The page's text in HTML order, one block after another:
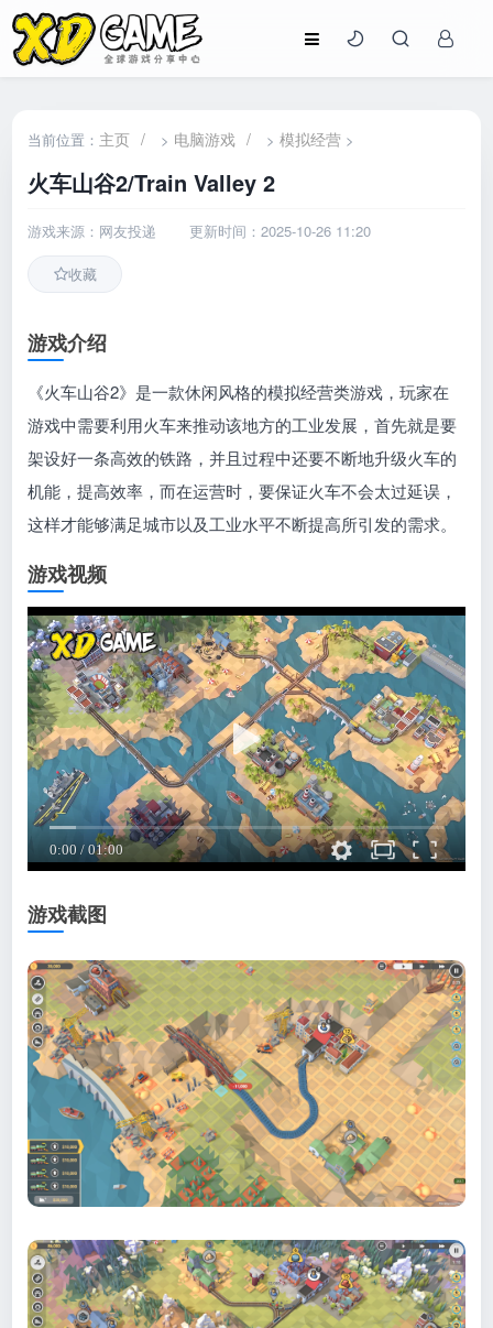
当前位置： 主页 / > 电脑游戏 / >模拟经营 >
火车山谷2/Train Valley 2
游戏来源：网友投递 更新时间：2025-10-26 11:20
收藏
游戏介绍
《火车山谷2》是一款休闲风格的模拟经营类游戏，玩家在
游戏中需要利用火车来推动该地方的工业发展，首先就是要
架设好一条高效的铁路，并且过程中还要不断地升级火车的
机能，提高效率，而在运营时，要保证火车不会太过延误，
这样才能够满足城市以及工业水平不断提高所引发的需求。
游戏视频
游戏截图